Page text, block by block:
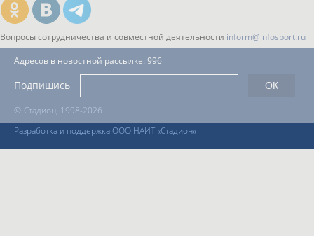
Вопросы сотрудничества и совместной деятельности inform@infosport.ru
© Стадион, 1998-2026
Разработка и поддержка ООО НАИТ «Стадион»
Адресов в новостной рассылке: 996
Подпишись